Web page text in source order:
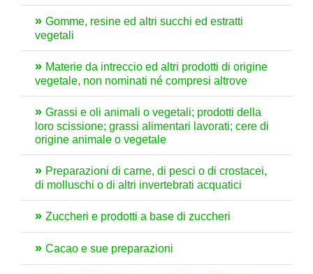
Gomme, resine ed altri succhi ed estratti
vegetali
Materie da intreccio ed altri prodotti di origine
vegetale, non nominati né compresi altrove
Grassi e oli animali o vegetali; prodotti della
loro scissione; grassi alimentari lavorati; cere di
origine animale o vegetale
Preparazioni di carne, di pesci o di crostacei,
di molluschi o di altri invertebrati acquatici
Zuccheri e prodotti a base di zuccheri
Cacao e sue preparazioni